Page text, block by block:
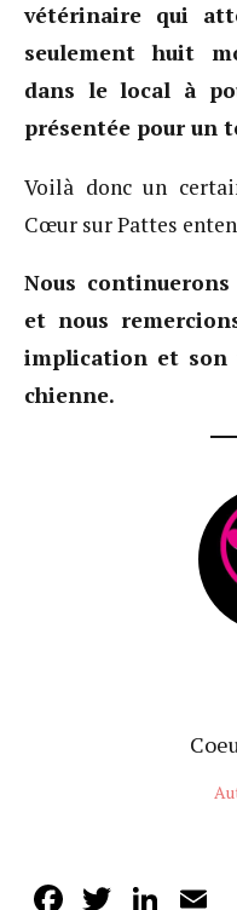
vétérinaire qui
seulement huit
dans le local à
présentée pour un
Voilà donc un
Cœur sur Pattes
Nous
et nous
implication et son
chienne.
Facebook
Twitter